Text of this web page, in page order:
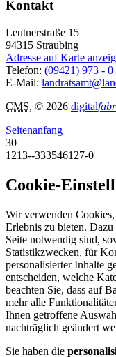
Kontakt
Leutnerstraße 15
94315 Straubing
Adresse auf Karte
Telefon: (09421) 973 - 0
E-Mail:
CMS, © 2026 digital
Seitenanfang
30
1213--333546127-0
Cookie-
Wir verwenden
Erlebnis zu bieten.
Seite notwendig sind,
Statistikzwecken, für
personalisierter Inhalte
entscheiden, welche
beachten Sie, dass auf
mehr alle
Ihnen getroffene
nachträglich geändert
Sie haben die